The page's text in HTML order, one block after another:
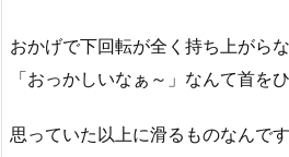
おかげで下回転が全く持ち上がら
「おっかしいなぁ～」なんて首を
思っていた以上に滑るものなんで